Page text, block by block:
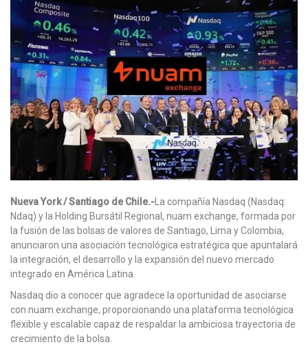
Nueva York / Santiago de Chile.- La compañía Nasdaq (Nasdaq:
Ndaq) y la Holding Bursátil Regional, nuam exchange, formada por
la fusión de las bolsas de valores de Santiago, Lima y Colombia,
anunciaron una asociación tecnológica estratégica que apuntalará
la integración, el desarrollo y la expansión del nuevo mercado
integrado en América Latina.
Nasdaq dio a conocer que agradece la oportunidad de asociarse
con nuam exchange, proporcionando una plataforma tecnológica
flexible y escalable capaz de respaldar la ambiciosa trayectoria de
crecimiento de la bolsa.